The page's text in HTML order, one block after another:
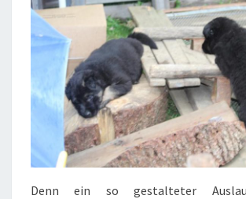
Denn ein so gestalteter